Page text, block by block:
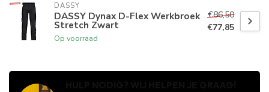
DASSY
DASSY Dynax D-Flex Werkbroek
Stretch Zwart
Op voorraad
€86,50
€77,85